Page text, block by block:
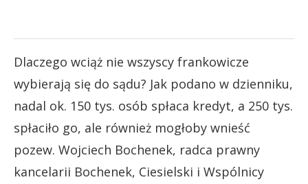
Dlaczego wciąż nie wszyscy frankowicze
wybierają się do sądu? Jak podano w dzienniku,
nadal ok. 150 tys. osób spłaca kredyt, a 250 tys.
spłaciło go, ale również mogłoby wnieść
pozew. Wojciech Bochenek, radca prawny
kancelarii Bochenek, Ciesielski i Wspólnicy